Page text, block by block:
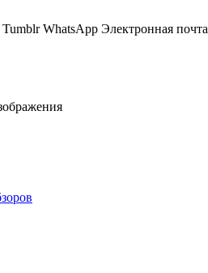
Tumblr WhatsApp Электронная почта